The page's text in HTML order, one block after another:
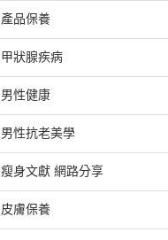
產品保養
甲狀腺疾病
男性健康
男性抗老美學
瘦身文獻 網路分享
皮膚保養